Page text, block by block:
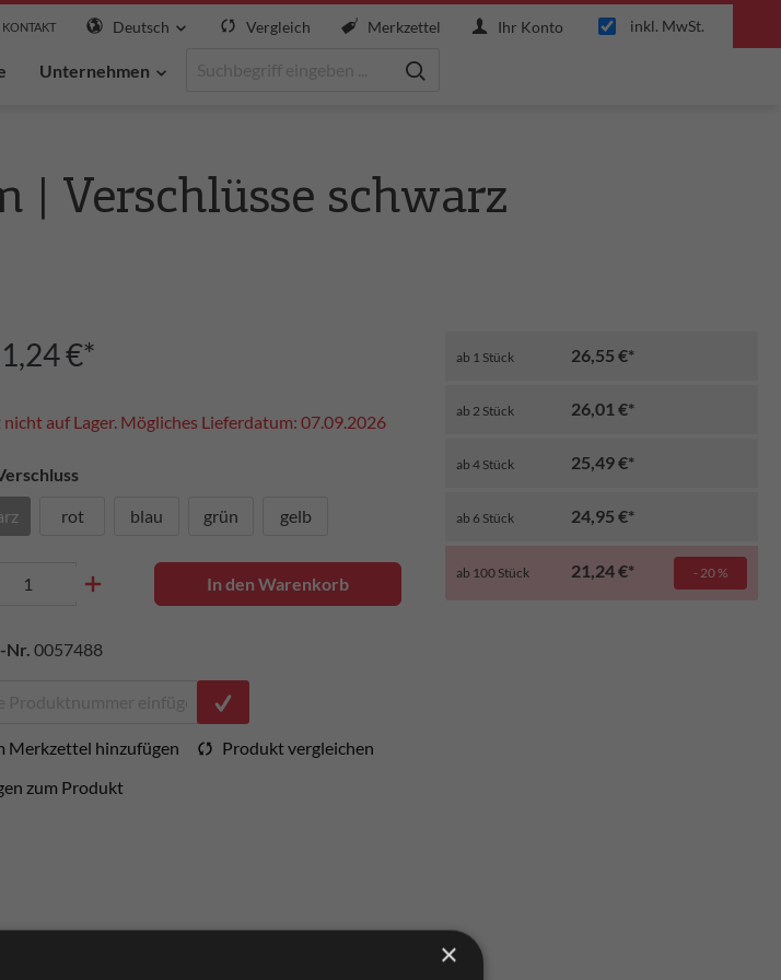
KONTAKT Deutsch Vergleich Merkzettel Ihr Konto inkl. MwSt.
Unternehmen
| Verschlüsse schwarz
€*
auf Lager. Mögliches Lieferdatum: 07.09.2026
rot blau grün gelb
In den Warenkorb
Nr. 0057488
Merkzettel hinzufügen
Produkt vergleichen
zum Produkt
ab 1 Stück 26,55 €*
ab 2 Stück 26,01 €*
ab4 Stück 25,49 €*
ab 6 Stück 24,95 €*
ab 100 Stück 21,24 €* - 20 %
×